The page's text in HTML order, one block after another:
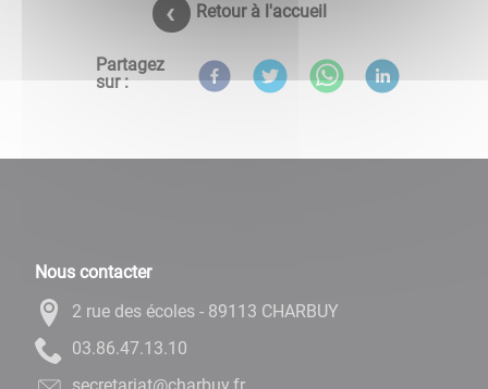
Retour à l'accueil
Partagez
sur :
Nous contacter
2 rue des écoles - 89113 CHARBUY
01.31.74.68.30